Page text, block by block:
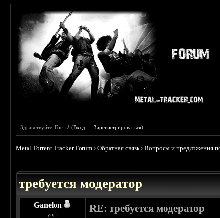
Здравствуйте, Гость! (Вход —Зарегистрироваться)
Metal Torrent Tracker Forum ›Обратная связь ›Вопросы и предложения
требуется модератор
Ganelon
упрт
RE: требуется модератор